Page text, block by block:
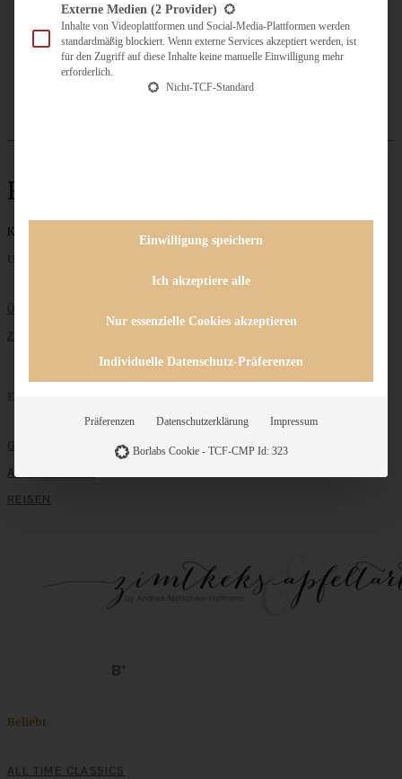
ZUSAMMENARBEIT
Frankfurter Kranz
Keine Beiträge gefunden
Unternehmen
ÜBER MICH
ZUSAMMENARBEIT
Entdecken
GRUNDLAGEN
ALLE REZEPTE
REISEN
Beliebt
ALL TIME CLASSICS
Externe Medien (2 Provider)
Inhalte von Videoplattformen und Social-Media-Plattformen werden
standardmäßig blockiert. Wenn externe Services akzeptiert werden, ist
für den Zugriff auf diese Inhalte keine manuelle Einwilligung mehr
erforderlich.
Nicht-TCF-Standard
Einwilligung speichern
Ich akzeptiere alle
Nur essenzielle Cookies akzeptieren
Individuelle Datenschutz-Präferenzen
Präferenzen Datenschutzerklärung Impressum
Borlabs Cookie - TCF-CMP Id: 323